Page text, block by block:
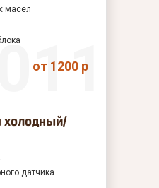
масел
от 1200 р
датчика